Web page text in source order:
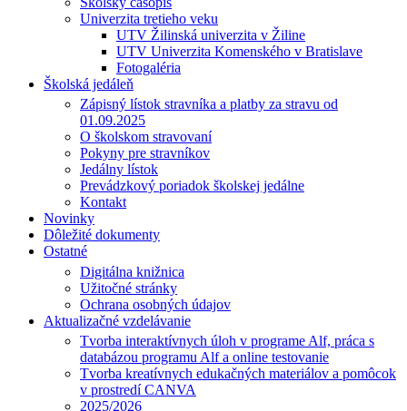
Univerzita tretieho veku
UTV Žilinská univerzita v Žiline
UTV Univerzita Komenského v Bratislave
Fotogaléria
Školská jedáleň
Zápisný lístok stravníka a platby za stravu od
01.09.2025
O školskom stravovaní
Pokyny pre stravníkov
Jedálny lístok
Prevádzkový poriadok školskej jedálne
Kontakt
Novinky
Dôležité dokumenty
Ostatné
Digitálna knižnica
Užitočné stránky
Ochrana osobných údajov
Aktualizačné vzdelávanie
Tvorba interaktívnych úloh v programe Alf, práca s
databázou programu Alf a online testovanie
Tvorba kreatívnych edukačných materiálov a pomôcok
v prostredí CANVA
2025/2026